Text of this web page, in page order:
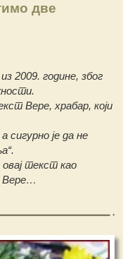
две
2009. године, због
Вере, храбар, који
сигурно је да не
текст као
Вере…